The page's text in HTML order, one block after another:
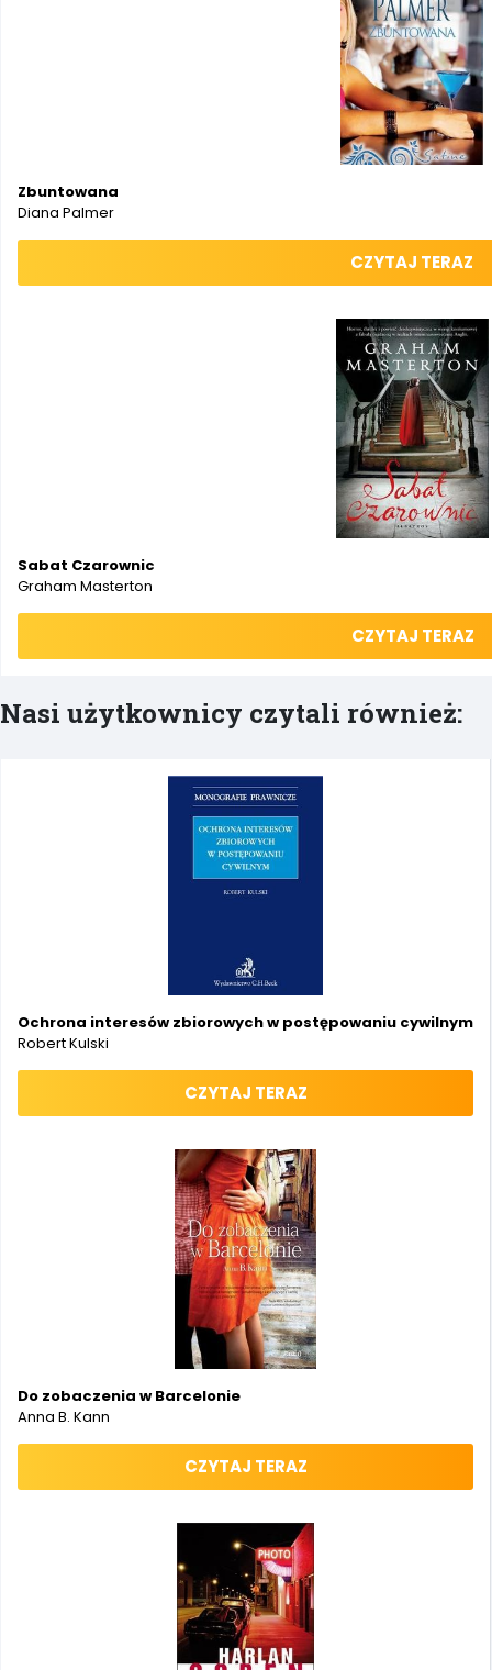
Zbuntowana
Diana Palmer
CZYTAJ TERAZ
Sabat Czarownic
Graham Masterton
CZYTAJ TERAZ
Nasi użytkownicy czytali również:
Ochrona interesów zbiorowych w postępowaniu cywilnym
Robert Kulski
CZYTAJ TERAZ
Do zobaczenia w Barcelonie
Anna B. Kann
CZYTAJ TERAZ